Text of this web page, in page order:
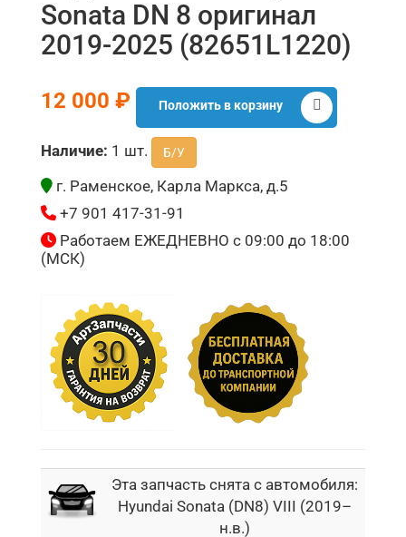
Sonata DN 8 оригинал
2019-2025 (82651L1220)
12 000 ₽ Положить в корзину
Наличие: 1 шт. Б/У
г. Раменское, Карла Маркса, д.5
+7 901 417-31-91
Работаем ЕЖЕДНЕВНО с 09:00 до 18:00
(МСК)
Эта запчасть снята с автомобиля:
Hyundai Sonata (DN8) VIII (2019–
н.в.)